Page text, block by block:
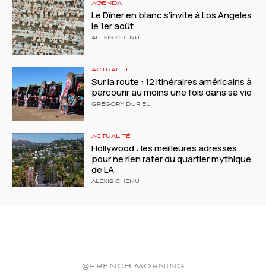
AGENDA
Le Dîner en blanc s’invite à Los Angeles
le 1er août
ALEXIS CHENU
ACTUALITÉ
Sur la route : 12 itinéraires américains à
parcourir au moins une fois dans sa vie
GRÉGORY DURIEU
ACTUALITÉ
Hollywood : les meilleures adresses
pour ne rien rater du quartier mythique
de LA
ALEXIS CHENU
@FRENCH.MORNING